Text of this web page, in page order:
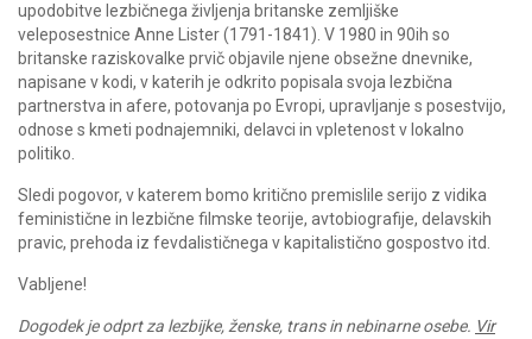
upodobitve lezbičnega življenja britanske zemljiške
veleposestnice Anne Lister (1791-1841). V 1980 in 90ih so
britanske raziskovalke prvič objavile njene obsežne dnevnike,
napisane v kodi, v katerih je odkrito popisala svoja lezbična
partnerstva in afere, potovanja po Evropi, upravljanje s posestvijo,
odnose s kmeti podnajemniki, delavci in vpletenost v lokalno
politiko.
Sledi pogovor, v katerem bomo kritično premislile serijo z vidika
feministične in lezbične filmske teorije, avtobiografije, delavskih
pravic, prehoda iz fevdalističnega v kapitalistično gospostvo itd.
Vabljene!
Dogodek je odprt za lezbijke, ženske, trans in nebinarne osebe. Vir